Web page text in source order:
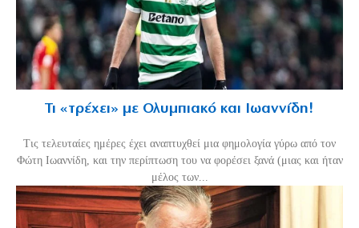
Τι «τρέχει» με Ολυμπιακό και Ιωαννίδη!
Τις τελευταίες ημέρες έχει αναπτυχθεί μια φημολογία γύρω από τον
Φώτη Ιωαννίδη, και την περίπτωση του να φορέσει ξανά (μιας και ήταν
μέλος των...